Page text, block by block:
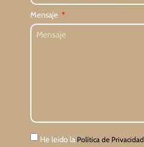
Mensaje
He leido la Política de Privacidad